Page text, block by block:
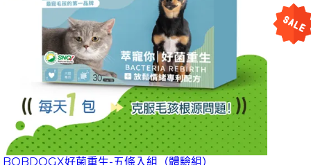
BOBDOGX好菌重生-五條入組（體驗組）